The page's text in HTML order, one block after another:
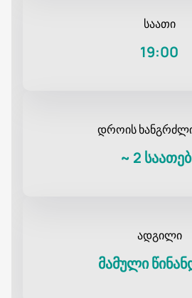
საათი
19:00
დროის
~ 2
ადგილი
მამული